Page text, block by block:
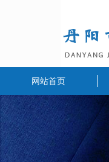
网站首页